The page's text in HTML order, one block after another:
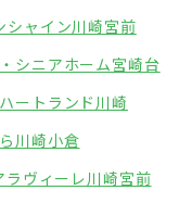
シャイン川崎宮前
シニアホーム宮崎台
ハートランド川崎
川崎小倉
ラヴィーレ川崎宮前